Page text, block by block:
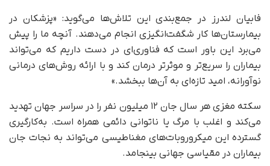
فابیان لندرز در جمع‌بندی این تلاش‌ها می‌گوید: «پزشکان در
بیمارستان‌ها کار شگفت‌انگیزی انجام می‌دهند. آنچه ما را پیش
می‌برد این باور است که فناوری‌ای در دست داریم که می‌تواند
بیماران را سریع‌تر و موثرتر درمان کند و با ارائه روش‌های درمانی
نوآورانه، امید تازه‌ای به آن‌ها ببخشد.»
سکته مغزی هر سال جان ۱۲ میلیون نفر را در سراسر جهان تهدید
می‌کند و اغلب با مرگ یا ناتوانی دائمی همراه است. به‌کارگیری
گسترده این میکروروبات‌های مغناطیسی می‌تواند به نجات جان
بیماران در مقیاسی جهانی بینجامد.